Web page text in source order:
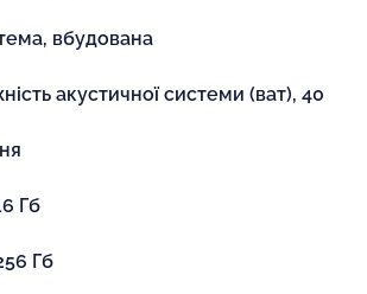
вбудована
акустичної системи (ват), 40
Гб
ROM, 256 Гб